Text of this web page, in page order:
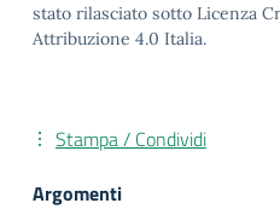
stato rilasciato sotto Licenza
Attribuzione 4.0 Italia.
Stampa / Condividi
Argomenti